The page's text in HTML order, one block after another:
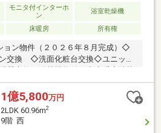
モニタ付インターホ
ン
浴室乾燥機
床暖房 所有権
ョン物件（２０２６年８月完成）◇
交換 ◇洗面化粧台交換◇ユニット
器交換（追焚機能付）◇床暖房貼替
交換 ◇クロス貼替◇フローリング
ット新規（玄関一部）◇給水管・給
（専有部側）・毎日の暮らしにゆと
線「根津」駅まで徒歩３分の好立
トと一緒に暮らせる「ペット飼育
1億5,800万円
2LDK 60.96m2
9階 西